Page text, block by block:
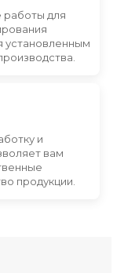
работы для
установленным
и
вам
продукции.